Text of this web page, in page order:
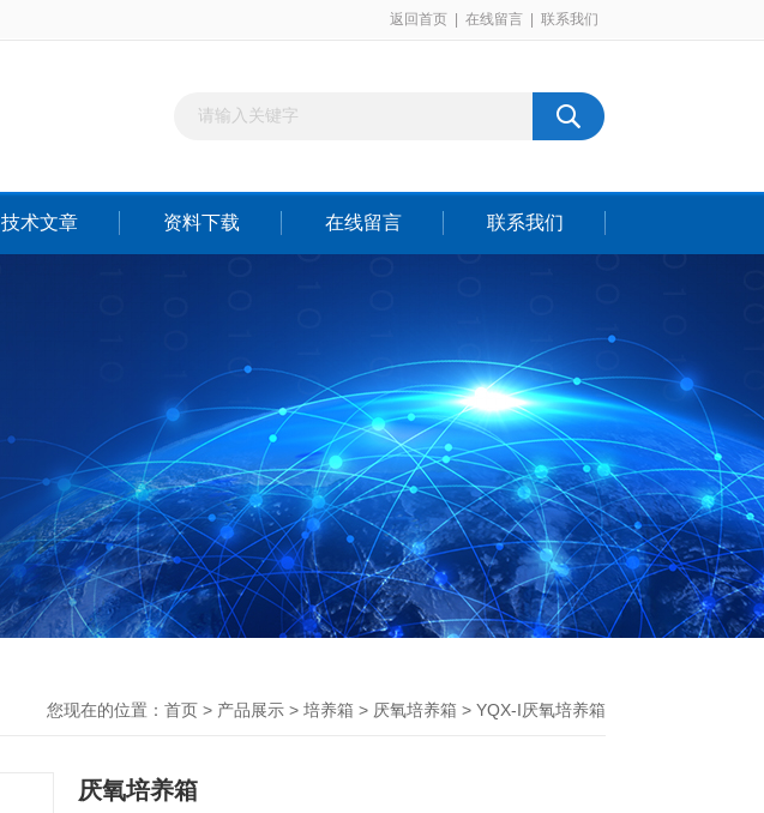
返回首页 在线留言 联系我们
技术文章 资料下载 在线留言 联系我们
您现在的位置： 首页 > 产品展示 > 培养箱 > 厌氧培养箱 > YQX-I厌氧培养箱
厌氧培养箱